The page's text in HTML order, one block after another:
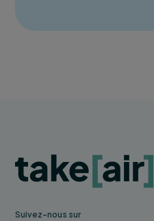
Suivez-nous sur